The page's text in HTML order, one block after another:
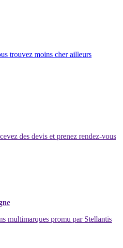
trouvez moins cher ailleurs
des devis et prenez rendez-vous
multimarques promu par Stellantis